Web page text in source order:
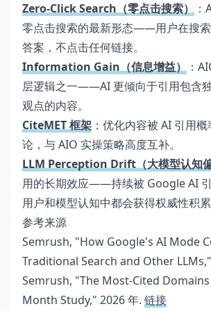
Zero-Click Search（零点击搜索）
零点击搜索的最新形态——用户在搜
答案，不点击任何链接。
Information Gain（信息增益）
：
层逻辑之一——AI 更倾向于引用包含
观点的内容。
CiteMET 框架 ：优化内容被 AI 引用
论，与 AIO 实操策略高度互补。
LLM Perception Drift（大模型认知偏
用的长期效应——持续被 Google AI
用户和模型认知中都会获得权威性积累
参考来源
Semrush, "How Google's AI Mode
Traditional Search and Other
Semrush, "The Most-Cited Domains
Month Study," 2026 年. 链接